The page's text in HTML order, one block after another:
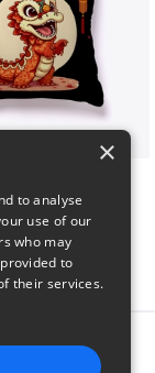
$29
×
to analyse
use of our
who may
to
their services.